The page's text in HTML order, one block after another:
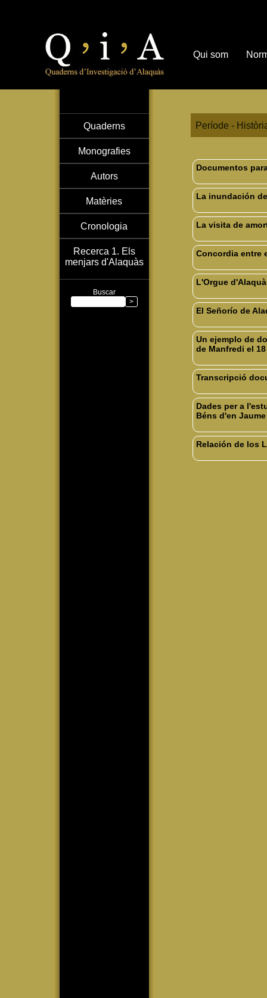
Quaderns
Monografies
Autors
Matèries
Cronologia
Recerca 1. Els
menjars d'Alaquàs
Buscar
Període -
Documentos
La inundación
La visita de
Concordia entre
L'Orgue
El Señorío de
Un ejemplo de
de Manfredi el
Transcripció
Dades per a
Béns d'en
Relación de los
Qui som